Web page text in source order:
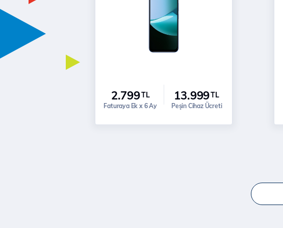
2.799TL
Faturaya Ek x 6 Ay
13.999TL
Peşin Cihaz Ücreti